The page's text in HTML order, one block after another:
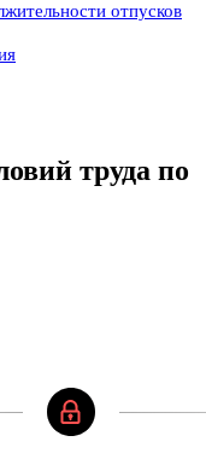
отпусков
труда по